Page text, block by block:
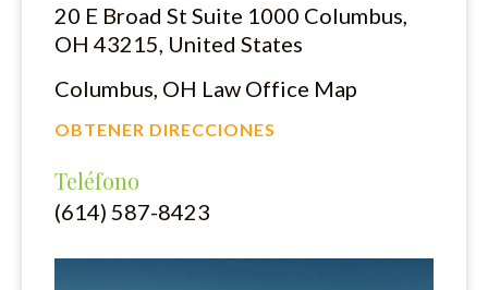
20 E Broad St Suite 1000 Columbus,
OH 43215, United States
Columbus, OH Law Office Map
OBTENER DIRECCIONES
Teléfono
(614) 587-8423